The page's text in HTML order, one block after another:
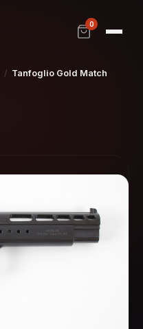
0
/ Tanfoglio Gold Match